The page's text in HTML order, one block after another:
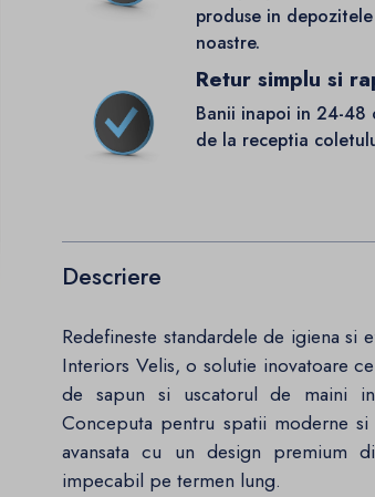
produse in depozitele
noastre.
Retur simplu si
Banii inapoi in 24-48
de la receptia
Descriere
Redefineste standardele de igiena
Interiors Velis, o solutie inovatoare
de sapun si uscatorul de maini
Conceputa pentru spatii moderne
avansata cu un design premium
impecabil pe termen lung.